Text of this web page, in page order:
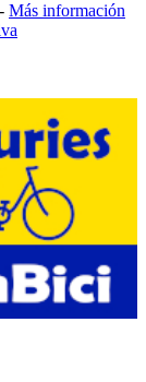
- Más información